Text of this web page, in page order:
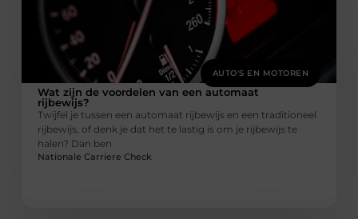
AUTO'S EN MOTOREN
Wat zijn de voordelen van een automaat
rijbewijs?
Twijfel je tussen een automaat rijbewijs en een traditioneel
rijbewijs, of denk je dat het te lastig is om je rijbewijs te
halen? Dan ben
Nationale Carriere Check